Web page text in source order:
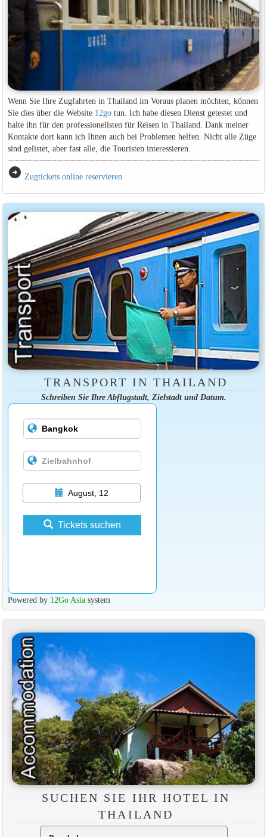
Wenn Sie Ihre Zugfahrten in Thailand im Voraus planen möchten, können
Sie dies über die Website 12gotun. Ich habe diesen Dienst getestet und
halte ihn für den professionellsten für Reisen in Thailand. Dank meiner
Kontakte dort kann ich Ihnen auch bei Problemen helfen. Nicht alle Züge
sind gelistet, aber fast alle, die Touristen interessieren.
arrow_circle_right Zugtickets online reservieren
TRANSPORT IN THAILAND
Schreiben Sie Ihre Abflugstadt, Zielstadt und Datum.
August, 12
Tickets suchen
Powered by 12Go Asiasystem
SUCHEN SIE IHR HOTEL IN
THAILAND